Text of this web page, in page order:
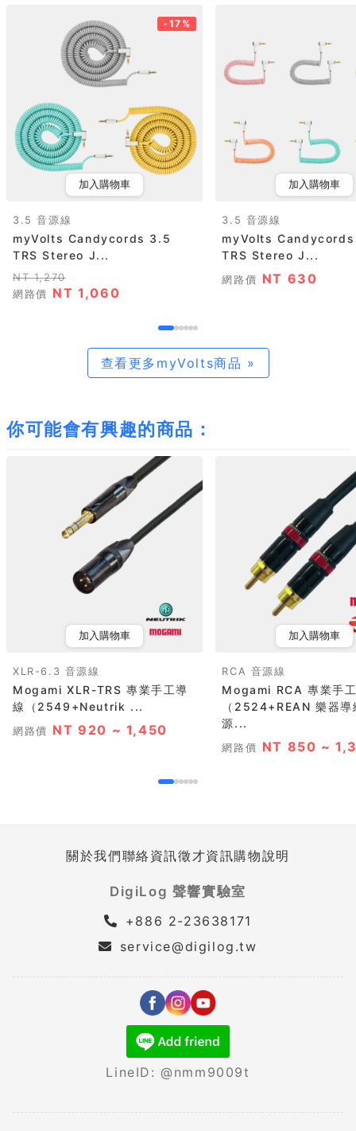
-17%
加入購物車
3.5 音源線
myVolts Candycords 3.5
TRS Stereo J...
NT 1,270
網路價 NT 1,060
加入購物車
3.5 音源線
myVolts
TRS Stereo J...
網路價 NT 630
查看更多myVolts商品 »
你可能會有興趣的商品：
加入購物車
XLR-6.3 音源線
Mogami XLR-TRS 專業手工導
線（2549+Neutrik ...
網路價 NT 920 ~ 1,450
加入購物車
RCA 音源線
Mogami RCA 專業手
（2524+REAN 樂器導
源...
網路價 NT 850 ~
關於我們聯絡資訊徵才資訊購物說明
DigiLog 聲響實驗室
+886 2-23638171
service@digilog.tw
LineID: @nmm9009t